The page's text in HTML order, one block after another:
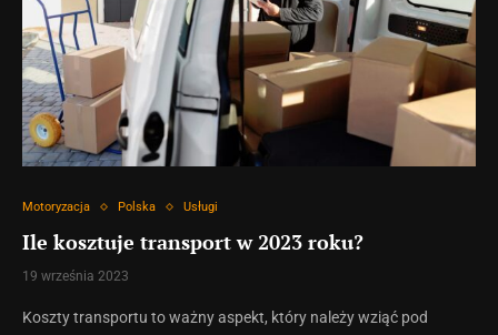
Motoryzacja Polska Usługi
Ile kosztuje transport w 2023 roku?
19 września 2023
Koszty transportu to ważny aspekt, który należy wziąć pod